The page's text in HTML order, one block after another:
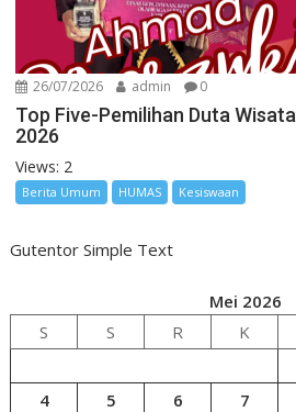
26/07/2026 admin 0
Top Five-Pemilihan Duta
2026
Views: 2
Berita Umum HUMAS Kesiswaan
Gutentor Simple Text
Mei 2026
S
S R K
4
5 6 7